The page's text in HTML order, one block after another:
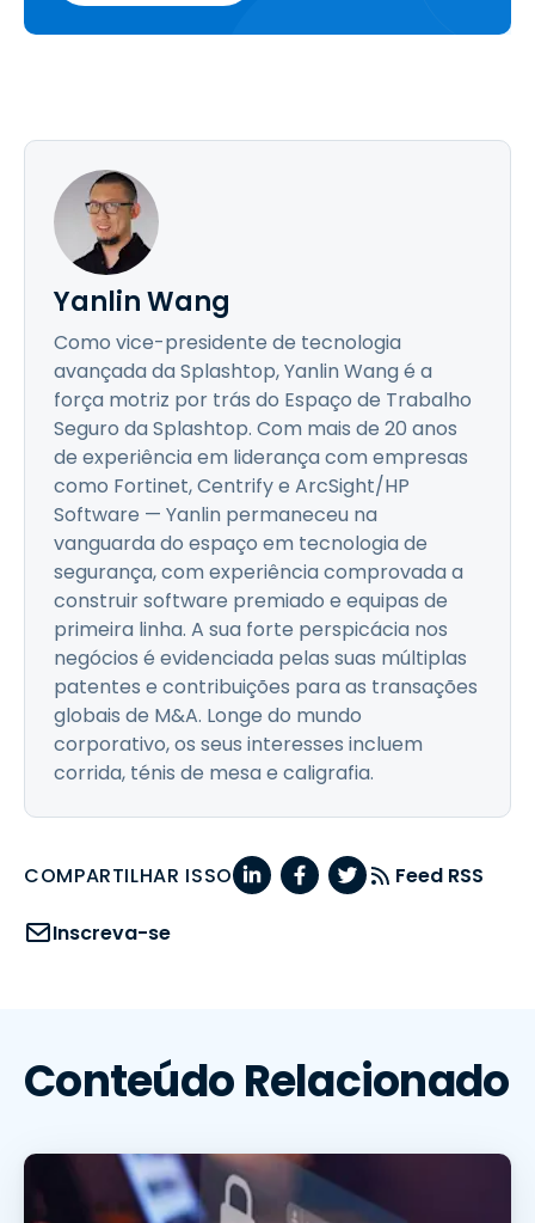
Yanlin Wang
Como vice-presidente de tecnologia
avançada da Splashtop, Yanlin Wang é a
força motriz por trás do Espaço de Trabalho
Seguro da Splashtop. Com mais de 20 anos
de experiência em liderança com empresas
como Fortinet, Centrify e ArcSight/HP
Software — Yanlin permaneceu na
vanguarda do espaço em tecnologia de
segurança, com experiência comprovada a
construir software premiado e equipas de
primeira linha. A sua forte perspicácia nos
negócios é evidenciada pelas suas múltiplas
patentes e contribuições para as transações
globais de M&A. Longe do mundo
corporativo, os seus interesses incluem
corrida, ténis de mesa e caligrafia.
COMPARTILHAR ISSO Feed RSS
Inscreva-se
Conteúdo Relacionado